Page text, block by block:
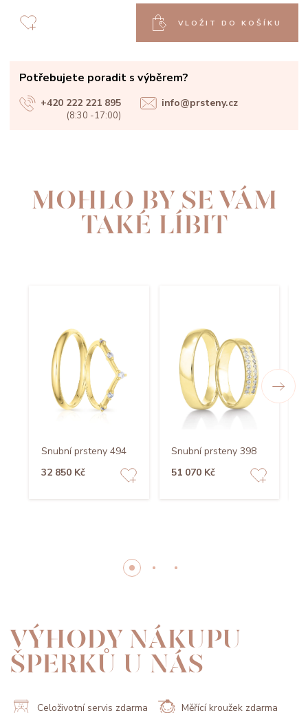
VLOŽIT DO KOŠÍKU
Potřebujete poradit s výběrem?
+420 222 221 895
(8:30 -17:00)
info@prsteny.cz
MOHLO BY SE VÁM
TAKÉ LÍBIT
Snubní prsteny 494
32 850 Kč
Snubní prsteny 398
51 070 Kč
VÝHODY NÁKUPU
ŠPERKŮ U NÁS
Celoživotní servis zdarma Měřící kroužek zdarma